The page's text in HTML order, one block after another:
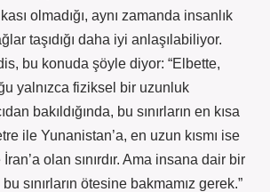
olmadığı, aynı zamanda insanlık
taşıdığı daha iyi anlaşılabiliyor.
bu konuda şöyle diyor: “Elbette,
yalnızca fiziksel bir uzunluk
bakıldığında, bu sınırların en kısa
ile Yunanistan’a, en uzun kısmı ise
olan sınırdır. Ama insana dair bir
sınırların ötesine bakmamız gerek.”